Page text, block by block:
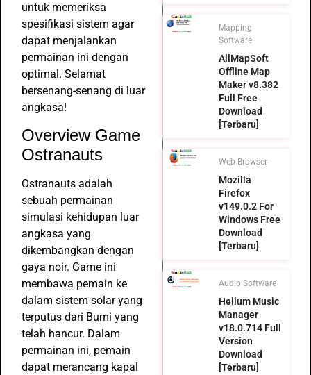
untuk memeriksa
spesifikasi sistem agar
dapat menjalankan
permainan ini dengan
optimal. Selamat
bersenang-senang di luar
angkasa!
Overview Game
Ostranauts
Ostranauts adalah
sebuah permainan
simulasi kehidupan luar
angkasa yang
dikembangkan dengan
gaya noir. Game ini
membawa pemain ke
dalam sistem solar yang
terputus dari Bumi yang
telah hancur. Dalam
permainan ini, pemain
dapat merancang kapal
Mapping
Software
AllMapSoft
Offline Map
Maker v8.382
Full Free
Download
[Terbaru]
Web Browser
Mozilla
Firefox
v149.0.2 For
Windows Free
Download
[Terbaru]
Audio Software
Helium Music
Manager
v18.0.714 Full
Version
Download
[Terbaru]